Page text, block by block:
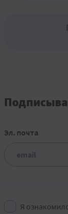
Эл. почта
Я